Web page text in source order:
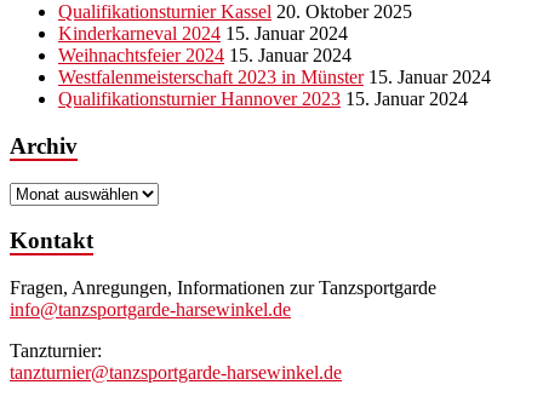
Qualifikationsturnier Kassel 20. Oktober 2025
Kinderkarneval 2024 15. Januar 2024
Weihnachtsfeier 2024 15. Januar 2024
Westfalenmeisterschaft 2023 in Münster 15. Januar 2024
Qualifikationsturnier Hannover 2023 15. Januar 2024
Archiv
Archiv
Kontakt
Fragen, Anregungen, Informationen zur Tanzsportgarde
info@tanzsportgarde-harsewinkel.de
Tanzturnier:
tanzturnier@tanzsportgarde-harsewinkel.de